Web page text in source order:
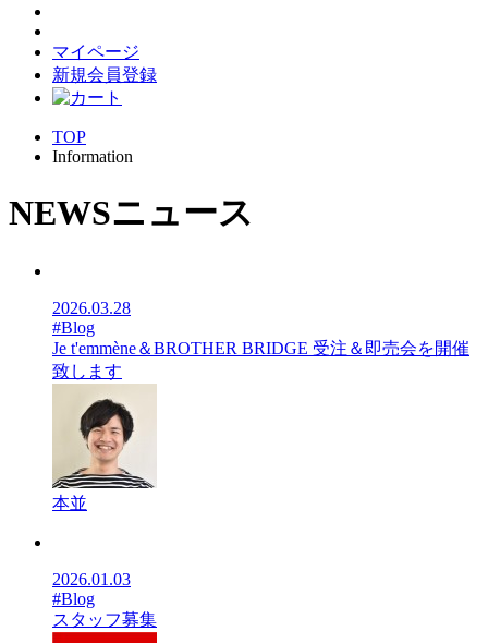
マイページ
新規会員登録
TOP
Information
NEWSニュース
2026.03.28
#Blog
Je t'emmène＆BROTHER BRIDGE 受注＆即売会を開催
致します
本並
2026.01.03
#Blog
スタッフ募集